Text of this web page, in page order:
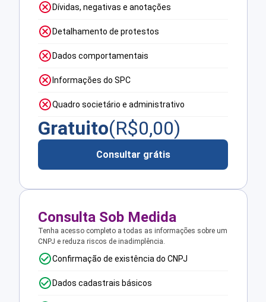
Dívidas, negativas e anotações
Detalhamento de protestos
Dados comportamentais
Informações do SPC
Quadro societário e administrativo
Gratuito(R$0,00)
Consultar grátis
Consulta Sob Medida
Tenha acesso completo a todas as informações sobre um
CNPJ e reduza riscos de inadimplência.
Confirmação de existência do CNPJ
Dados cadastrais básicos